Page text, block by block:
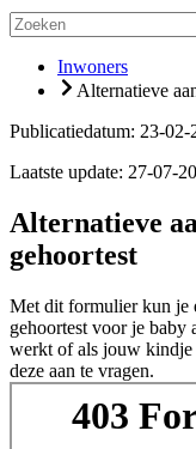
Inwoners
Alternatieve
Publicatiedatum: 23-02-
Laatste update: 27-07-
Alternatieve
gehoortest
Met dit formulier kun je
gehoortest voor je baby
werkt of als jouw
deze aan te vragen.